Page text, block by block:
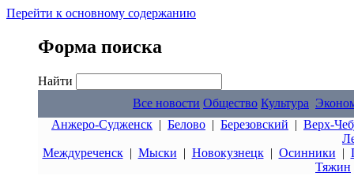
Перейти к основному содержанию
Форма поиска
Найти
Все новости Общество Культура
Анжеро-Судженск | Белово | Березовский | Верх-
Междуреченск| Мыски | Новокузнецк| Осинники |
Тяжин